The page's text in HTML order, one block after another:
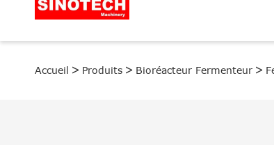
Accueil Produits Bioréacteur Fermenteur